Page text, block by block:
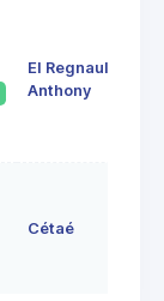
EI Regnault
Anthony
Cétaé